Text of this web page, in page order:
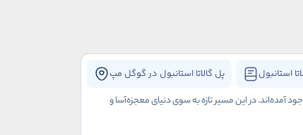
استانبول پل گالاتا استانبول در گوگل مپ
آمده‌اند. در این مسیر تازه‌ به سوی دنیای معجزه‌آسا و